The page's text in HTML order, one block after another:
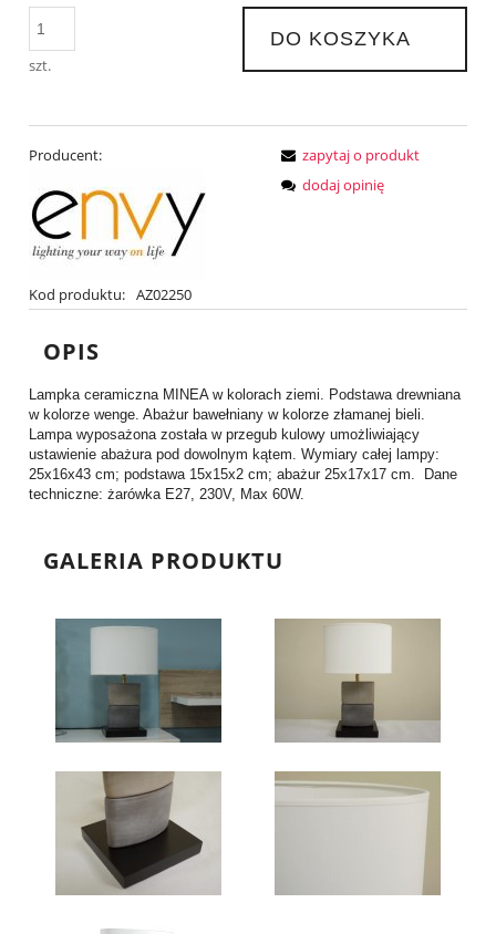
szt.
DO KOSZYKA
Producent:
Kod produktu: AZ02250
zapytaj o produkt
dodaj opinię
OPIS
Lampka ceramiczna MINEA w kolorach ziemi. Podstawa drewniana
w kolorze wenge. Abażur bawełniany w kolorze złamanej bieli.
Lampa wyposażona została w przegub kulowy umożliwiający
ustawienie abażura pod dowolnym kątem. Wymiary całej lampy:
25x16x43 cm; podstawa 15x15x2 cm; abażur 25x17x17 cm. Dane
techniczne: żarówka E27, 230V, Max 60W.
GALERIA PRODUKTU